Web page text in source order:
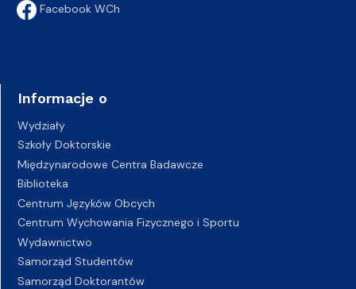
Facebook WCh
Informacje o
Wydziały
Szkoły Doktorskie
Międzynarodowe Centra Badawcze
Biblioteka
Centrum Języków Obcych
Centrum Wychowania Fizycznego i Sportu
Wydawnictwo
Samorząd Studentów
Samorząd Doktorantów